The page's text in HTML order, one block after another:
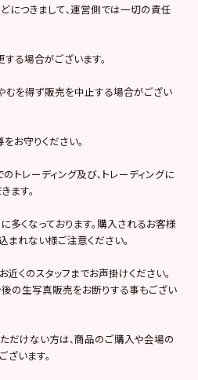
につきまして､運営側では一切の責任
る場合がございます。
を得ず販売を中止する場合がござい
お守りください。
トレーディング及び､トレーディングに
ます。
くなっております。購入されるお客様
まれない様ご注意ください。
くのスタッフまでお声掛けください。
の生写真販売をお断りする事もござい
だけない方は､商品のご購入や会場の
います。